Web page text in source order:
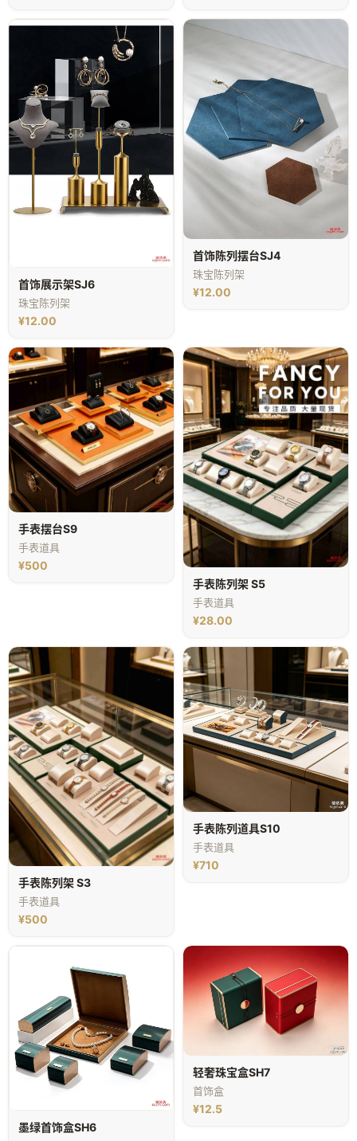
首饰展示架SJ6
珠宝陈列架
¥12.00
首饰陈列摆台SJ4
珠宝陈列架
¥12.00
手表摆台S9
手表道具
¥500
手表陈列架 S5
手表道具
¥28.00
手表陈列架 S3
手表道具
¥500
手表陈列道具S10
手表道具
¥710
墨绿首饰盒SH6
轻奢珠宝盒SH7
首饰盒
¥12.5